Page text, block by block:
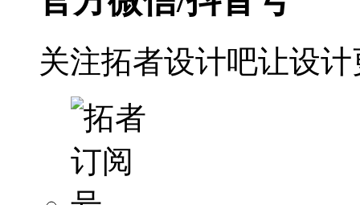
关注拓者设计吧让设